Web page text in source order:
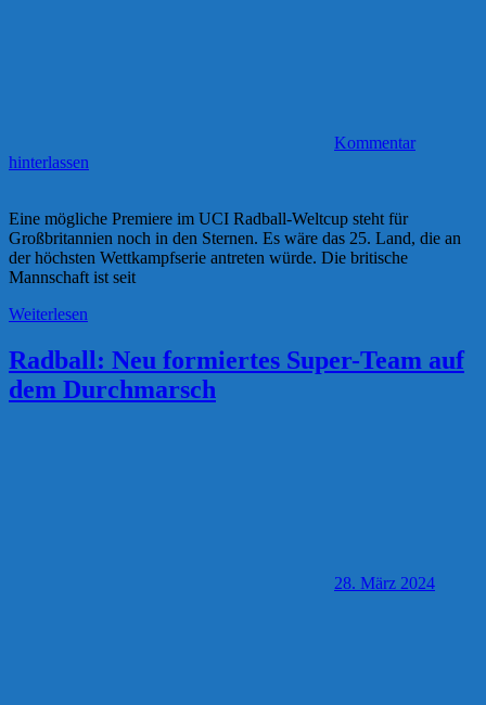
Kommentar
hinterlassen
Eine mögliche Premiere im UCI Radball-Weltcup steht für
Großbritannien noch in den Sternen. Es wäre das 25. Land, die an
der höchsten Wettkampfserie antreten würde. Die britische
Mannschaft ist seit
Weiterlesen
Radball: Neu formiertes Super-Team auf
dem Durchmarsch
28. März 2024